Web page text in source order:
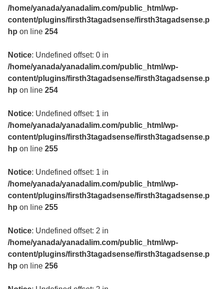
/home/yanada/yanadalim.com/public_html/wp-
content/plugins/firsth3tagadsense/firsth3tagadsense.p
hp on line254
Notice: Undefined offset: 0 in
/home/yanada/yanadalim.com/public_html/wp-
content/plugins/firsth3tagadsense/firsth3tagadsense.p
hp on line254
Notice: Undefined offset: 1 in
/home/yanada/yanadalim.com/public_html/wp-
content/plugins/firsth3tagadsense/firsth3tagadsense.p
hp on line255
Notice: Undefined offset: 1 in
/home/yanada/yanadalim.com/public_html/wp-
content/plugins/firsth3tagadsense/firsth3tagadsense.p
hp on line255
Notice: Undefined offset: 2 in
/home/yanada/yanadalim.com/public_html/wp-
content/plugins/firsth3tagadsense/firsth3tagadsense.p
hp on line256